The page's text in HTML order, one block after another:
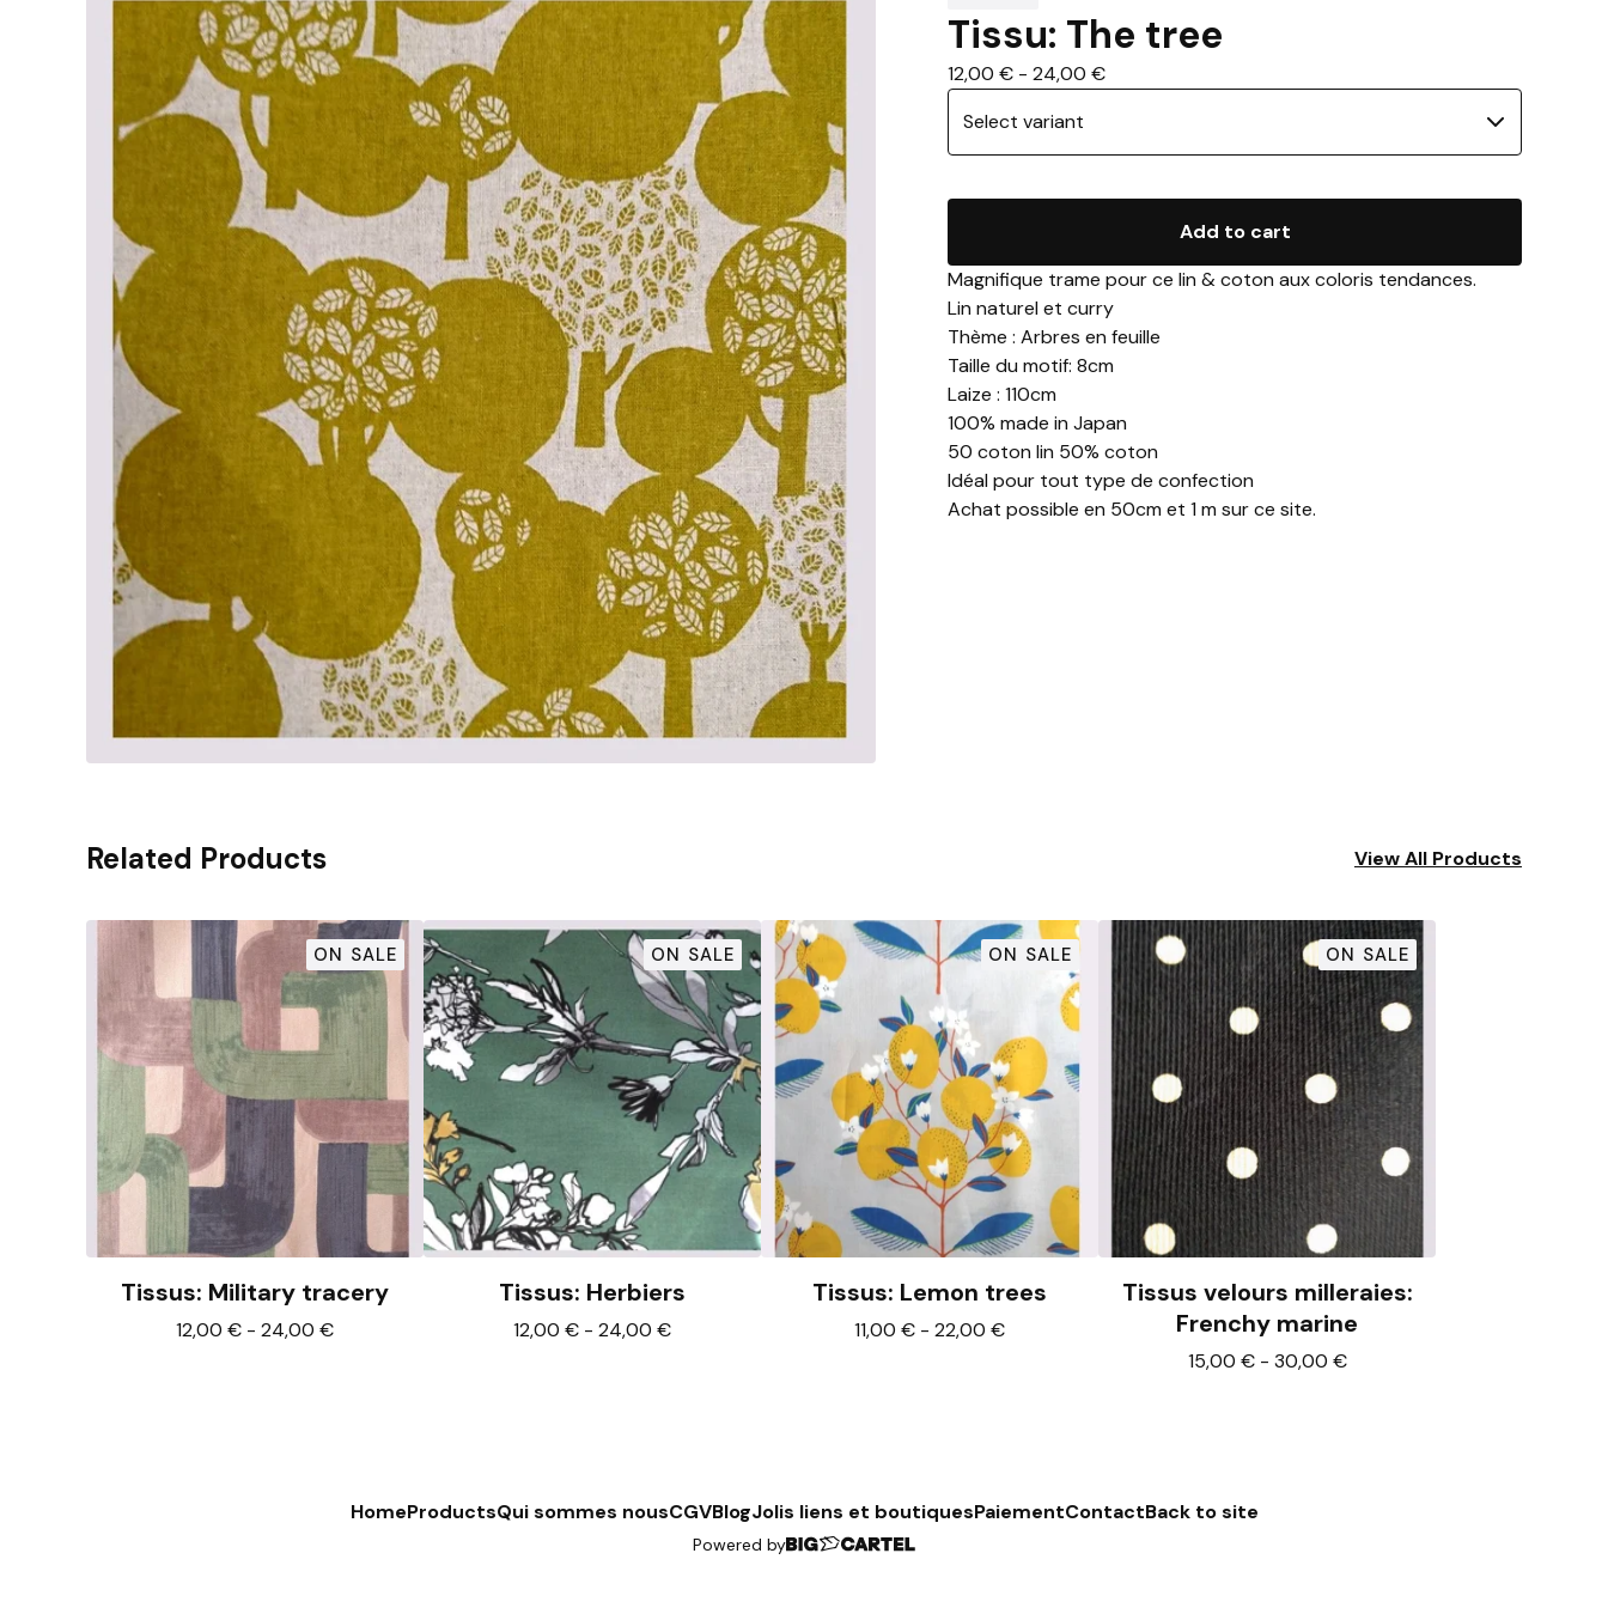
Tissu: The tree
12,00 € - 24,00 €
Add to cart
Magnifique trame pour ce lin & coton aux coloris tendances.
Lin naturel et curry
Thème : Arbres en feuille
Taille du motif: 8cm
Laize : 110cm
100% made in Japan
50 coton lin 50% coton
Idéal pour tout type de confection
Achat possible en 50cm et 1 m sur ce site.
Related Products View All Products
ON SALE
Tissus: Military tracery
12,00 € - 24,00 €
ON SALE
Tissus: Herbiers
12,00 € - 24,00 €
ON SALE
Tissus: Lemon trees
11,00 € - 22,00 €
ON SALE
Tissus velours milleraies:
Frenchy marine
15,00 €- 30,00 €
HomeProductsQui sommes nousCGVBlogJolis liens et boutiquesPaiementContactBack to site
Powered by